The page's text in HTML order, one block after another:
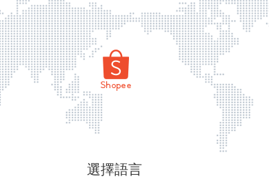
頁面無法顯示
選擇語言